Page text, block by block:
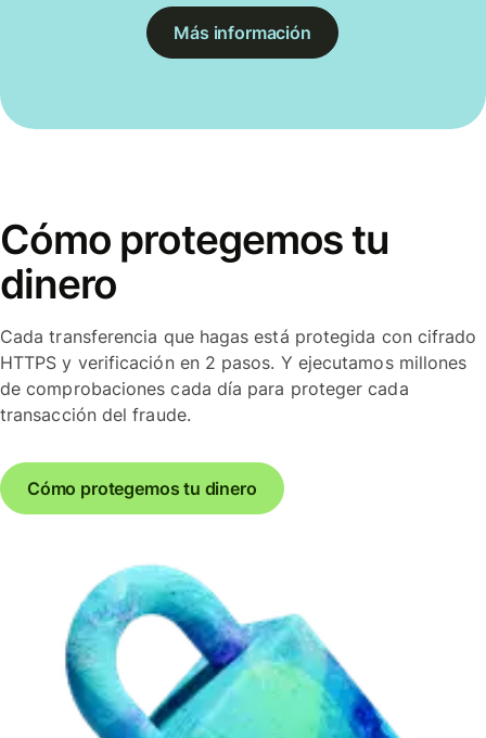
Más información
Cómo protegemos tu
dinero
Cada transferencia que hagas está protegida con cifrado
HTTPS y verificación en 2 pasos. Y ejecutamos millones
de comprobaciones cada día para proteger cada
transacción del fraude.
Cómo protegemos tu dinero